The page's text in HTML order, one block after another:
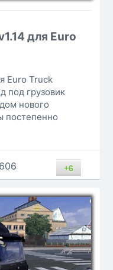
для Euro
Euro Truck
под грузовик
нового
постепенно
+6